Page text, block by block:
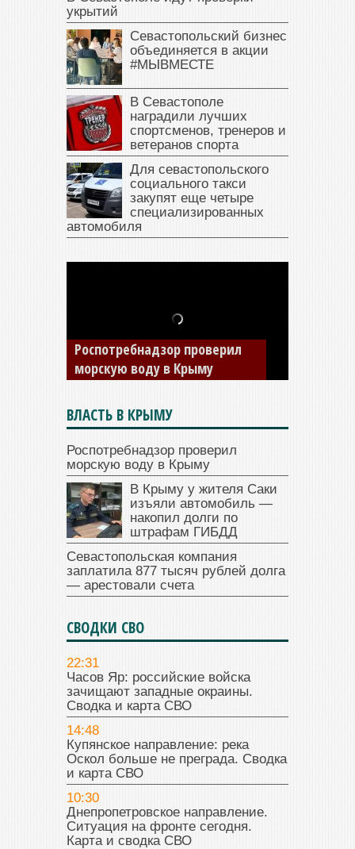
укрытий
Севастопольский бизнес
объединяется в акции
#МЫВМЕСТЕ
В Севастополе
наградили лучших
спортсменов, тренеров и
ветеранов спорта
Для севастопольского
социального такси
закупят еще четыре
специализированных
автомобиля
В Крыму у жителя Саки
изъяли автомобиль —
накопил долги по штрафам
ГИБДД
ВЛАСТЬ В КРЫМУ
Роспотребнадзор проверил
морскую воду в Крыму
В Крыму у жителя Саки
изъяли автомобиль —
накопил долги по
штрафам ГИБДД
Севастопольская компания
заплатила 877 тысяч рублей долга
— арестовали счета
СВОДКИ СВО
22:31
Часов Яр: российские войска
зачищают западные окраины.
Сводка и карта СВО
14:48
Купянское направление: река
Оскол больше не преграда. Сводка
и карта СВО
10:30
Днепропетровское направление.
Ситуация на фронте сегодня.
Карта и сводка СВО